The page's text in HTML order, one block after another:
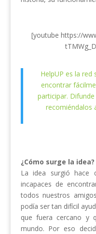
[youtube https://
HelpUP es la
encontrar
participar.
recomiéndalos
¿Cómo surge la idea?
La idea surgió hace
incapaces de
todos nuestros
podía ser tan difícil
que fuera cercano y
mundo. Por eso